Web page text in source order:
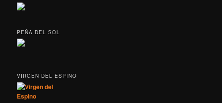
PEÑA DEL SOL
VIRGEN DEL ESPINO